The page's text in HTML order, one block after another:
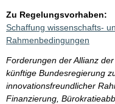
Zu Regelungsvorhaben:
Schaffung wissenschafts-
Rahmenbedingungen
Forderungen der Allianz
künftige Bundesregierung
innovationsfreundlicher
Finanzierung,